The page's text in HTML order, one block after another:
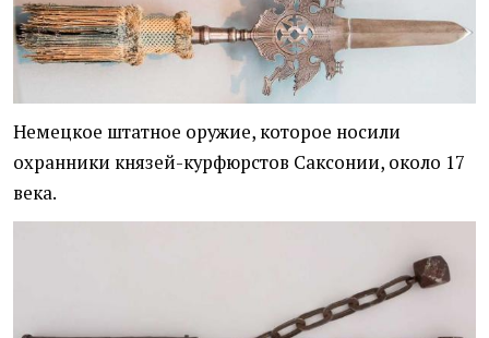
Немецкое штатное оружие, которое носили
охранники князей-курфюрстов Саксонии, около 17
века.